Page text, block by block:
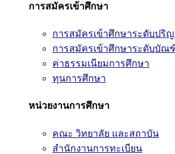
การสมัครเข้าศึกษา
การสมัครเข้าศึกษาระดับป
การสมัครเข้าศึกษาระดับบัณ
ค่าธรรมเนียมการศึกษา
ทุนการศึกษา
หน่วยงานการศึกษา
คณะ วิทยาลัย และสถาบัน
สำนักงานการทะเบียน